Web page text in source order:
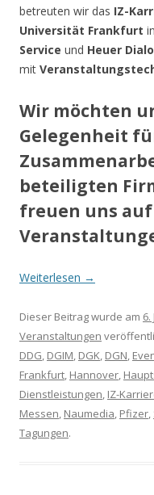
betreuten wir das IZ-
Universität Frankfurt
Service und Heuer
mit
Wir möchten
Gelegenheit
beteiligten
freuen uns
Weiterlesen →
Dieser Beitrag wurde am 6.
Veranstaltungen
DDG, DGIM, DGK, DGN,
Frankfurt, Hannover,
Dienstleistungen, IZ-
Messen, Naumedia, Pfizer,
Tagungen.